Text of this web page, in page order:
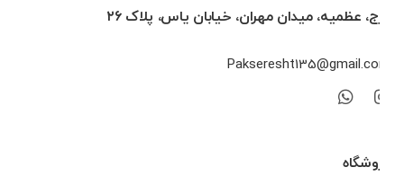
کرج، عظمیه، میدان مهران، خیابان یاس، پلاک ۲۶
Pakseresht135@gmail.com
فروشگاه